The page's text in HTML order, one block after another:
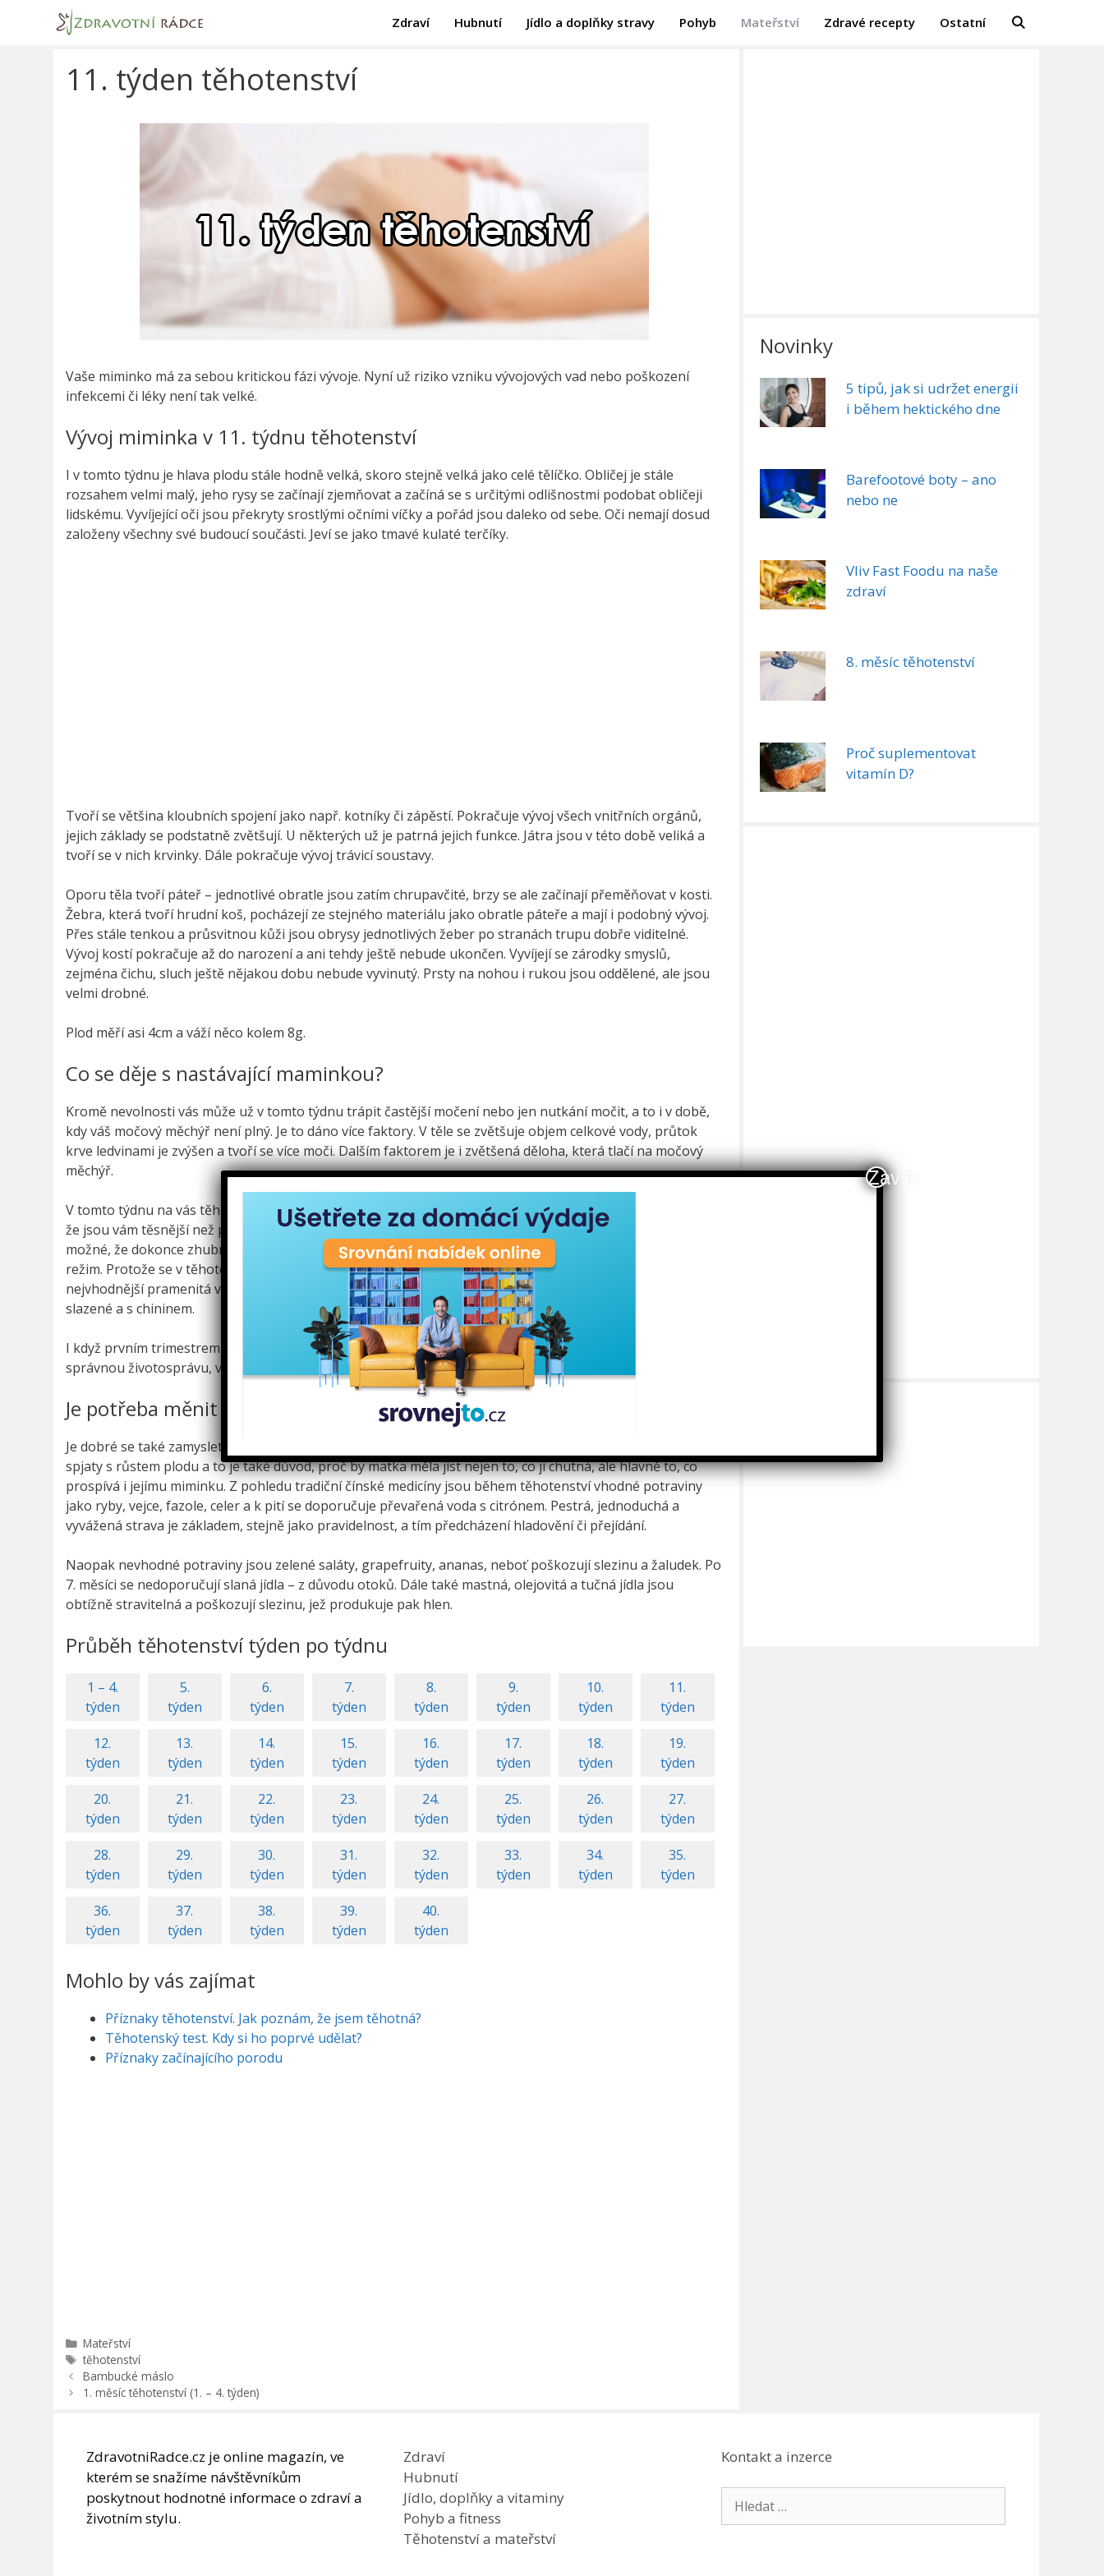
Zdraví Hubnutí Jídlo a doplňky stravy Pohyb Mateřství Zdravé recepty Ostatní
11. týden těhotenství
Vaše miminko má za sebou kritickou fázi vývoje. Nyní už riziko vzniku vývojových vad nebo poškození
infekcemi či léky není tak velké.
Vývoj miminka v 11. týdnu těhotenství
I v tomto týdnu je hlava plodu stále hodně velká, skoro stejně velká jako celé tělíčko. Obličej je stále
rozsahem velmi malý, jeho rysy se začínají zjemňovat a začíná se s určitými odlišnostmi podobat obličeji
lidskému. Vyvíjející oči jsou překryty srostlými očními víčky a pořád jsou daleko od sebe. Oči nemají dosud
založeny všechny své budoucí součásti. Jeví se jako tmavé kulaté terčíky.
Tvoří se většina kloubních spojení jako např. kotníky či zápěstí. Pokračuje vývoj všech vnitřních orgánů,
jejich základy se podstatně zvětšují. U některých už je patrná jejich funkce. Játra jsou v této době veliká a
tvoří se v nich krvinky. Dále pokračuje vývoj trávicí soustavy.
Oporu těla tvoří páteř – jednotlivé obratle jsou zatím chrupavčité, brzy se ale začínají přeměňovat v kosti.
Žebra, která tvoří hrudní koš, pocházejí ze stejného materiálu jako obratle páteře a mají i podobný vývoj.
Přes stále tenkou a průsvitnou kůži jsou obrysy jednotlivých žeber po stranách trupu dobře viditelné.
Vývoj kostí pokračuje až do narození a ani tehdy ještě nebude ukončen. Vyvíjejí se zárodky smyslů,
zejména čichu, sluch ještě nějakou dobu nebude vyvinutý. Prsty na nohou i rukou jsou oddělené, ale jsou
velmi drobné.
Plod měří asi 4cm a váží něco kolem 8g.
Co se děje s nastávající maminkou?
Kromě nevolnosti vás může už v tomto týdnu trápit častější močení nebo jen nutkání močit, a to i v době,
kdy váš močový měchýř není plný. Je to dáno více faktory. V těle se zvětšuje objem celkové vody, průtok
krve ledvinami je zvýšen a tvoří se více moči. Dalším faktorem je i zvětšená děloha, která tlačí na močový
měchýř.
V tomto týdnu na vás těhotenství není ještě vidět, ale už si můžete všimnout například při oblékání kalhot,
že jsou vám těsnější než předtím. Váhový přírůstek je kolem jednoho kila. Pokud trpíte nevolností, je
možné, že dokonce zhubnete. Proto je potřeba dbát na příjem kvalitních potravin a na dostatečný pitný
režim. Protože se v těhotenství zvyšuje celkový objem krve a vody v těle, je i potřeba tekutin vyšší. K pití je
nejvhodnější pramenitá voda, nejlépe nesycená, ovocné či bylinkové čaje. Naopak vhodné nejsou nápoje
slazené a s chininem.
I když prvním trimestrem končí nejošemetnější období vašeho těhotenství, měla byste i nadále dbát na
správnou životosprávu, vyhýbat se alkoholu a zakouřeným prostorům.
Je potřeba měnit jídelníček?
Je dobré se také zamyslet nad změnou jídelníčku. Stravování a výběr jídla každé těhotné ženy jsou úzce
spjaty s růstem plodu a to je také důvod, proč by matka měla jíst nejen to, co jí chutná, ale hlavně to, co
prospívá i jejímu miminku. Z pohledu tradiční čínské medicíny jsou během těhotenství vhodné potraviny
jako ryby, vejce, fazole, celer a k pití se doporučuje převařená voda s citrónem. Pestrá, jednoduchá a
vyvážená strava je základem, stejně jako pravidelnost, a tím předcházení hladovění či přejídání.
Naopak nevhodné potraviny jsou zelené saláty, grapefruity, ananas, neboť poškozují slezinu a žaludek. Po
7. měsíci se nedoporučují slaná jídla – z důvodu otoků. Dále také mastná, olejovitá a tučná jídla jsou
obtížně stravitelná a poškozují slezinu, jež produkuje pak hlen.
Průběh těhotenství týden po týdnu
1 – 4.
týden
5.
týden
6.
týden
7.
týden
8.
týden
9.
týden
10.
týden
11.
týden
12.
týden
13.
týden
14.
týden
15.
týden
16.
týden
17.
týden
18.
týden
19.
týden
20.
týden
21.
týden
22.
týden
23.
týden
24.
týden
25.
týden
26.
týden
27.
týden
28.
týden
29.
týden
30.
týden
31.
týden
32.
týden
33.
týden
34.
týden
35.
týden
36.
týden
37.
týden
38.
týden
39.
týden
40.
týden
Mohlo by vás zajímat
Příznaky těhotenství. Jak poznám, že jsem těhotná?
Těhotenský test. Kdy si ho poprvé udělat?
Příznaky začínajícího porodu
Rubriky
Mateřství
Štítky
těhotenství
Bambucké máslo
1. měsíc těhotenství (1. – 4. týden)
Novinky
5 tipů, jak si udržet energii
i během hektického dne
Barefootové boty – ano
nebo ne
Vliv Fast Foodu na naše
zdraví
8. měsíc těhotenství
Proč suplementovat
vitamín D?
ZdravotniRadce.cz je online magazín, ve
kterém se snažíme návštěvníkům
poskytnout hodnotné informace o zdraví a
životním stylu.
Zdraví
Hubnutí
Jídlo, doplňky a vitaminy
Pohyb a fitness
Těhotenství a mateřství
Kontakt a inzerce
Hledat:
Zavřít